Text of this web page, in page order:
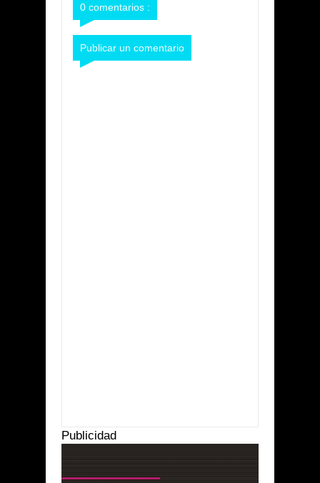
0 comentarios :
Publicar un comentario
Publicidad